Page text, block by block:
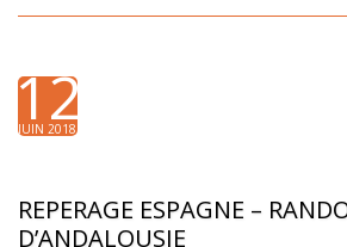
12
JUIN 2018
REPERAGE ESPAGNE –
D’ANDALOUSIE